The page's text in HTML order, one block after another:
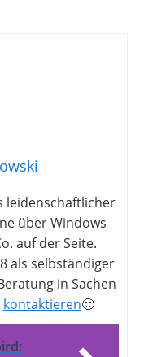
leidenschaftlicher
über Windows
auf der Seite.
als selbständiger
in Sachen
kontaktieren🙂